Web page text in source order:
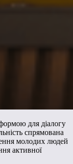
для діалогу
спрямована
молодих людей
активної